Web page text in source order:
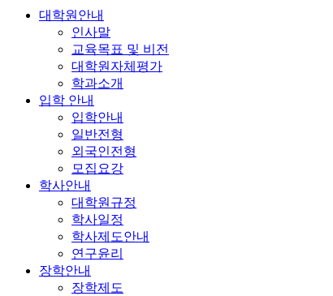
대학원안내
인사말
교육목표 및 비전
대학원자체평가
학과소개
입학 안내
입학안내
일반전형
외국인전형
모집요강
학사안내
대학원규정
학사일정
학사제도안내
연구윤리
장학안내
장학제도